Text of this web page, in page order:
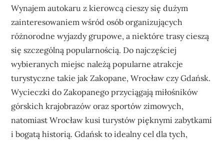
Wynajem autokaru z kierowcą cieszy się dużym
zainteresowaniem wśród osób organizujących
różnorodne wyjazdy grupowe, a niektóre trasy cieszą
się szczególną popularnością. Do najczęściej
wybieranych miejsc należą popularne atrakcje
turystyczne takie jak Zakopane, Wrocław czy Gdańsk.
Wycieczki do Zakopanego przyciągają miłośników
górskich krajobrazów oraz sportów zimowych,
natomiast Wrocław kusi turystów pięknymi zabytkami
i bogatą historią. Gdańsk to idealny cel dla tych,